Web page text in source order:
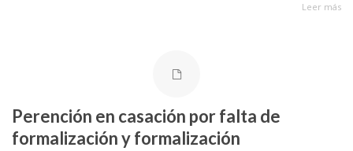
Leer más
Perención en casación por falta de
formalización y formalización